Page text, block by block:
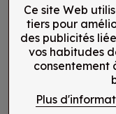
Saint
29 rue du
Portail
Ce site Web
tiers pour
des publicités
vos habitudes
consentement
Plus